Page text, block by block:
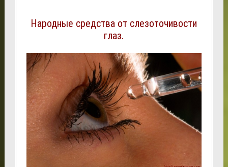
Народные средства от слезоточивости
глаз.